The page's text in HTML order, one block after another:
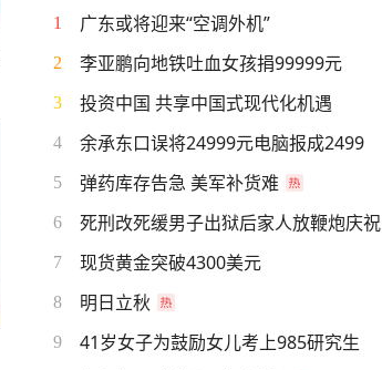
1 广东或将迎来“空调外机”
2 李亚鹏向地铁吐血女孩捐99999元
3 投资中国 共享中国式现代化机遇
4 余承东口误将24999元电脑报成2499
5 弹药库存告急 美军补货难
6 死刑改死缓男子出狱后家人放鞭炮庆祝
7 现货黄金突破4300美元
8 明日立秋
9 41岁女子为鼓励女儿考上985研究生